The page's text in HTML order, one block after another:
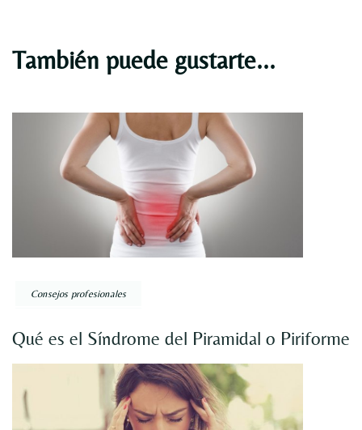
También puede gustarte...
Consejos profesionales
Qué es el Síndrome del Piramidal o Piriforme